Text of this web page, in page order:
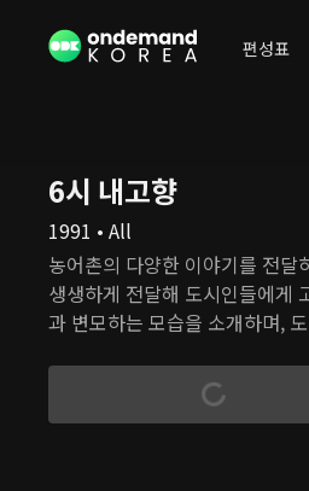
편성표
6시 내고향
1991 • All
농어촌의 다양한 이야기를 전
생생하게 전달해 도시인들에게
과 변모하는 모습을 소개하며,